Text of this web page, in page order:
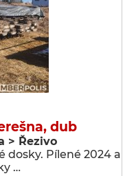
dub
> Řezivo
dosky. Pílené 2024 a
…